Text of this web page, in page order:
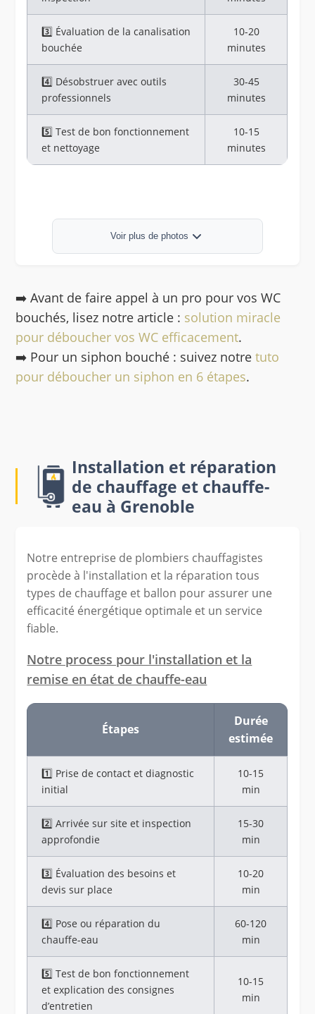
3️⃣ Évaluation de la canalisation
bouchée
10-20
minutes
4️⃣ Désobstruer avec outils
professionnels
30-45
minutes
5️⃣ Test de bon fonctionnement
et nettoyage
10-15
minutes
Voir plus de photos
➡️ Avant de faire appel à un pro pour vos WC
bouchés, lisez notre article : solution miracle
pour déboucher vos WC efficacement.
➡️ Pour un siphon bouché : suivez notretuto
pour déboucher un siphon en 6 étapes.
Installation et réparation
de chauffage et chauffe-
eau à Grenoble
Notre entreprise de plombiers chauffagistes
procède à l'installation et la réparation tous
types de chauffage et ballon pour assurer une
efficacité énergétique optimale et un service
fiable.
Notre process pour l'installation et la
remise en état de chauffe-eau
Étapes
Durée
estimée
1️⃣ Prise de contact et diagnostic
initial
10-15
min
2️⃣ Arrivée sur site et inspection
approfondie
15-30
min
3️⃣ Évaluation des besoins et
devis sur place
10-20
min
4️⃣ Pose ou réparation du
chauffe-eau
60-120
min
5️⃣ Test de bon fonctionnement
et explication des consignes
d’entretien
10-15
min